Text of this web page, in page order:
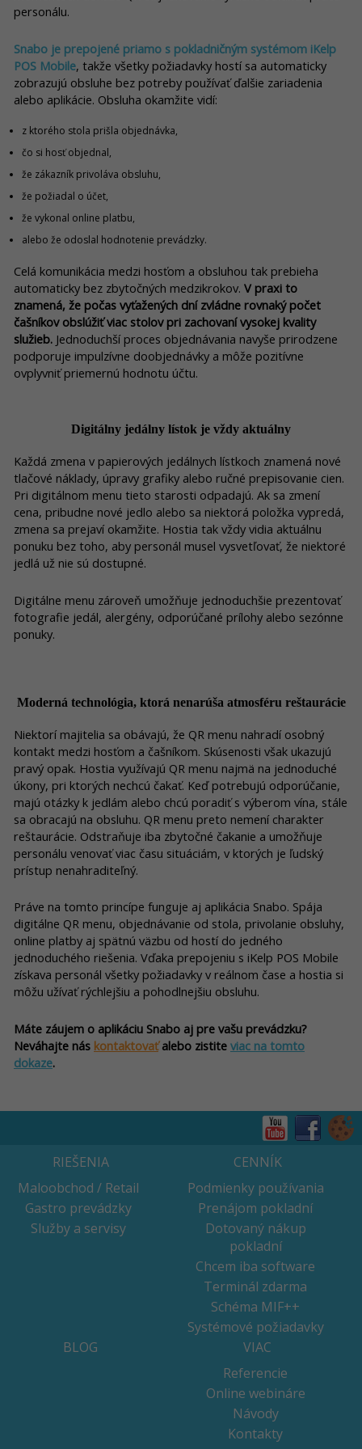
personálu.
Snabo je prepojené priamo s pokladničným systémom iKelp
POS Mobile, takže všetky požiadavky hostí sa automaticky
zobrazujú obsluhe bez potreby používať ďalšie zariadenia
alebo aplikácie. Obsluha okamžite vidí:
z ktorého stola prišla objednávka,
čo si hosť objednal,
že zákazník privoláva obsluhu,
že požiadal o účet,
že vykonal online platbu,
alebo že odoslal hodnotenie prevádzky.
Celá komunikácia medzi hosťom a obsluhou tak prebieha
automaticky bez zbytočných medzikrokov. V praxi to
znamená, že počas vyťažených dní zvládne rovnaký počet
čašníkov obslúžiť viac stolov pri zachovaní vysokej kvality
služieb. Jednoduchší proces objednávania navyše prirodzene
podporuje impulzívne doobjednávky a môže pozitívne
ovplyvniť priemernú hodnotu účtu.
Digitálny jedálny lístok je vždy aktuálny
Každá zmena v papierových jedálnych lístkoch znamená nové
tlačové náklady, úpravy grafiky alebo ručné prepisovanie cien.
Pri digitálnom menu tieto starosti odpadajú. Ak sa zmení
cena, pribudne nové jedlo alebo sa niektorá položka vypredá,
zmena sa prejaví okamžite. Hostia tak vždy vidia aktuálnu
ponuku bez toho, aby personál musel vysvetľovať, že niektoré
jedlá už nie sú dostupné.
Digitálne menu zároveň umožňuje jednoduchšie prezentovať
fotografie jedál, alergény, odporúčané prílohy alebo sezónne
ponuky.
Moderná technológia, ktorá nenarúša atmosféru reštaurácie
Niektorí majitelia sa obávajú, že QR menu nahradí osobný
kontakt medzi hosťom a čašníkom. Skúsenosti však ukazujú
pravý opak. Hostia využívajú QR menu najmä na jednoduché
úkony, pri ktorých nechcú čakať. Keď potrebujú odporúčanie,
majú otázky k jedlám alebo chcú poradiť s výberom vína, stále
sa obracajú na obsluhu. QR menu preto nemení charakter
reštaurácie. Odstraňuje iba zbytočné čakanie a umožňuje
personálu venovať viac času situáciám, v ktorých je ľudský
prístup nenahraditeľný.
Práve na tomto princípe funguje aj aplikácia Snabo. Spája
digitálne QR menu, objednávanie od stola, privolanie obsluhy,
online platby aj spätnú väzbu od hostí do jedného
jednoduchého riešenia. Vďaka prepojeniu s iKelp POS Mobile
získava personál všetky požiadavky v reálnom čase a hostia si
môžu užívať rýchlejšiu a pohodlnejšiu obsluhu.
Máte záujem o aplikáciu Snabo aj pre vašu prevádzku?
Neváhajte nás kontaktovaťalebo zistite viac na tomto
dokaze.
RIEŠENIA
Maloobchod / Retail
Gastro prevádzky
Služby a servisy
CENNÍK
Podmienky používania
Prenájom pokladní
Dotovaný nákup
pokladní
Chcem iba software
Terminál zdarma
Schéma MIF++
Systémové požiadavky
BLOG
VIAC
Referencie
Online webináre
Návody
Kontakty